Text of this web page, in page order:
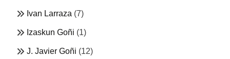
Ivan Larraza (7)
Izaskun Goñi (1)
J. Javier Goñi (12)